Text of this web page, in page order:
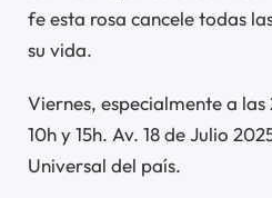
fe esta rosa cancele todas
su vida.
Viernes, especialmente a
10h y 15h. Av. 18 de Julio
Universal del país.